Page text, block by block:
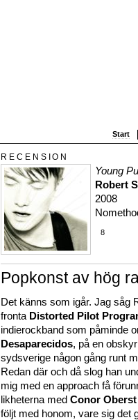
Start
RECENSION
Young
Robert
2008
8
Popkonst av hög
Det känns som igår. Jag såg
fronta Distorted Pilot
indierockband som påminde
Desaparecidos, på en
sydsverige någon gång runt
Redan där och då slog han
mig med en approach få
likheterna med Conor
följt med honom, vare sig det